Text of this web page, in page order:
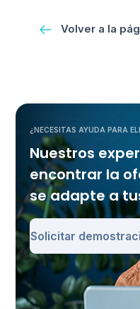
Volver a la
¿NECESITAS AYUDA PARA
Nuestros
encontrar la
se adapte a
Solicitar